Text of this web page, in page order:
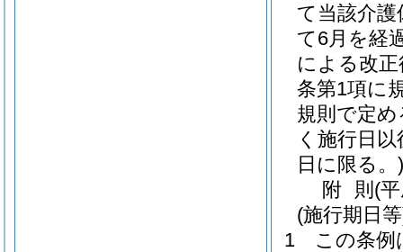
て当該介
て6月を経
による改
条第1項に
規則で定
く施行日
日に限る。)
附 則 (
(施行期日
1
この条例